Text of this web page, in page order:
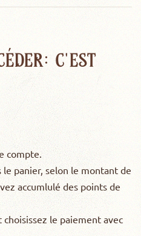
c'est
compte.
panier, selon le montant de
accumlulé des points de
le paiement avec